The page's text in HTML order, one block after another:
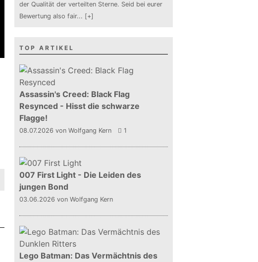
der Qualität der verteilten Sterne. Seid bei eurer
Bewertung also fair... [+]
TOP ARTIKEL
Assassin's Creed: Black Flag
Resynced - Hisst die schwarze
Flagge!
08.07.2026 von Wolfgang Kern 1
007 First Light - Die Leiden des
jungen Bond
03.06.2026 von Wolfgang Kern
Lego Batman: Das Vermächtnis des